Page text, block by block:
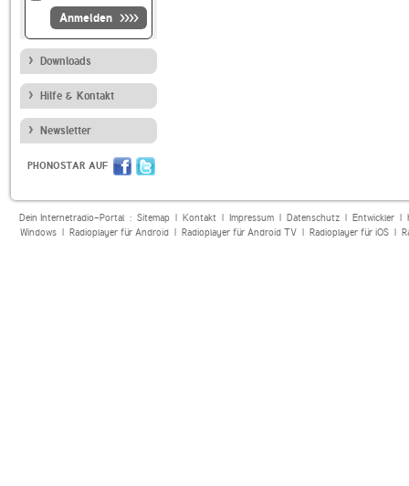
Anmelden
Downloads
Hilfe & Kontakt
Newsletter
PHONOSTAR AUF
Dein Internetradio-Portal : Sitemap| Kontakt| Impressum| Datenschutz| Entwickler|
Windows| Radioplayer für Android| Radioplayer für Android TV| Radioplayer für iOS|